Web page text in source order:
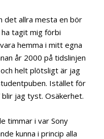
det allra mesta en bör
ha tagit mig förbi
hemma i mitt egna
år 2000 på tidslinjen
helt plötsligt är jag
Istället för
jag tyst. Osäkerhet.
timmar i var Sony
kunna i princip alla